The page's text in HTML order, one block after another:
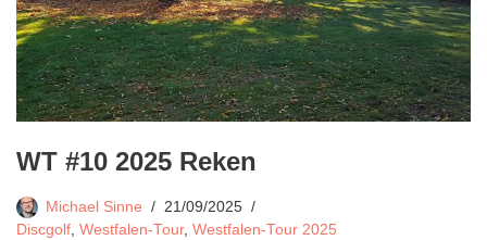
WT #10 2025 Reken
Michael Sinne
21/09/2025
Discgolf, Westfalen-Tour, Westfalen-Tour 2025